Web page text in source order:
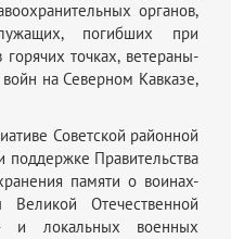
органов,
погибших при
точках, ветераны-
на Северном Кавказе,
Советской районной
поддержке Правительства
памяти о воинах-
Отечественной
и локальных военных